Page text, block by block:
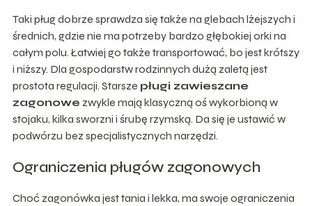
Taki pług dobrze sprawdza się także na glebach lżejszych i
średnich, gdzie nie ma potrzeby bardzo głębokiej orki na
całym polu. Łatwiej go także transportować, bo jest krótszy
i niższy. Dla gospodarstw rodzinnych dużą zaletą jest
prostota regulacji. Starsze pługi zawieszane
zagonowe zwykle mają klasyczną oś wykorbioną w
stojaku, kilka sworzni i śrubę rzymską. Da się je ustawić w
podwórzu bez specjalistycznych narzędzi.
Ograniczenia pługów zagonowych
Choć zagonówka jest tania i lekka, ma swoje ograniczenia